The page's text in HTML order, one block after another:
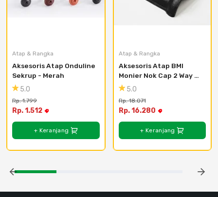
Atap & Rangka
Aksesoris Atap Onduline
Sekrup - Merah
5.0
Rp. 1.799
Rp. 1.512
+ Keranjang
Atap & Rangka
Aksesoris Atap BMI
Monier Nok Cap 2 Way
Ridge Solid - Naga
5.0
Rp. 18.071
Rp. 16.280
+ Keranjang